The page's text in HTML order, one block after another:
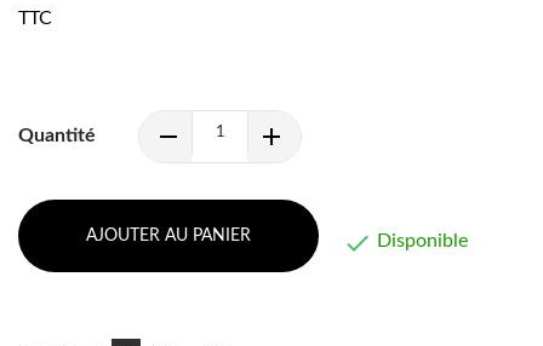
TTC
Quantité
AJOUTER AU PANIER  Disponible